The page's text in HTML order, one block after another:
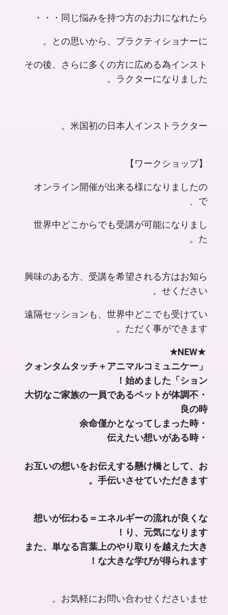
同じ悩みを持つ方のお力になれたら・・・
との思いから、プラクティショナーに。
その後、さらに多くの方に広める為インスト
ラクターになりました。
米国初の日本人インストラクター。
【ワークショップ】
オンライン開催が出来る様になりましたの
で、
世界中どこからでも受講が可能になりまし
た。
興味のある方、受講を希望される方はお知ら
せください。
遠隔セッションも、世界中どこでも受けてい
ただく事ができます。
★NEW★
「クォンタムタッチ＋アニマルコミュニケー
ション」始めました！
・大切なご家族の一員であるペットが体調不
良の時
・
余命僅かとなってしまった時
・伝えたい想いがある時
お互いの想いをお伝えする懸け橋として、お
手伝いさせていただきます。
想いが伝わる＝エネルギーの流れが良くな
り、元気になります！
また、単なる言葉上のやり取りを越えた大き
な大きな学びが得られます！
お気軽にお問い合わせくださいませ。